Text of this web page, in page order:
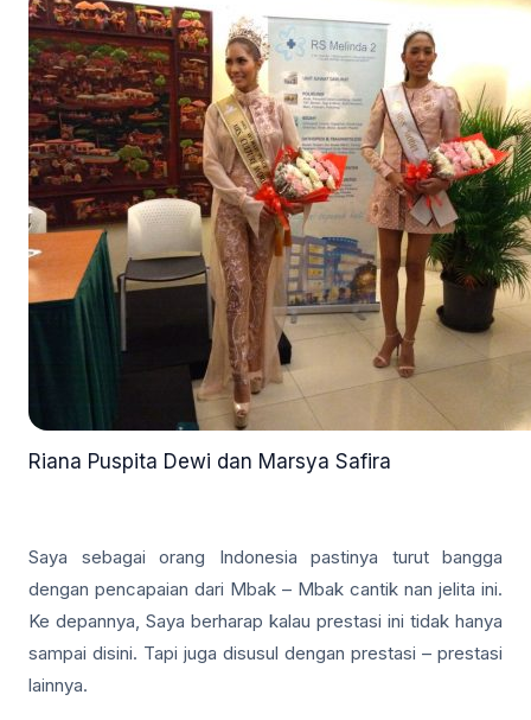
Riana Puspita Dewi dan Marsya Safira
Saya sebagai orang Indonesia pastinya turut bangga
dengan pencapaian dari Mbak – Mbak cantik nan jelita ini.
Ke depannya, Saya berharap kalau prestasi ini tidak hanya
sampai disini. Tapi juga disusul dengan prestasi – prestasi
lainnya.